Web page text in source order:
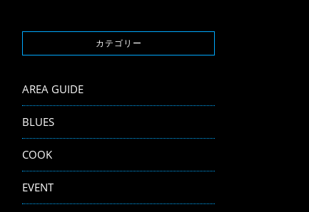
カテゴリー
AREA GUIDE
BLUES
COOK
EVENT